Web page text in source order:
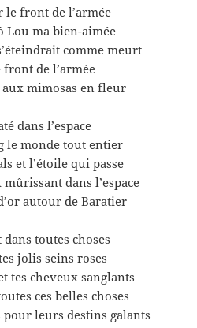
le front de l’armée
ma bien-aimée
comme meurt
de l’armée
mimosas en fleur
dans l’espace
le monde tout entier
et l’étoile qui passe
dans l’espace
autour de Baratier
toutes choses
jolis seins roses
tes cheveux sanglants
ces belles choses
leurs destins galants